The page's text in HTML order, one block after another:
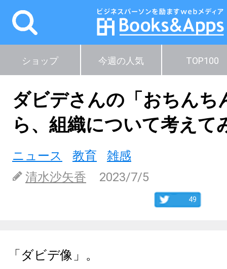
ショップ 今週の人気 TOP100
ダビデさんの「おちんち
ら、組織について考えて
ニュース 教育
雑感
清水沙矢香
2023/7/5
49
「ダビデ像」。